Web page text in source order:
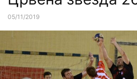
05/11/2019